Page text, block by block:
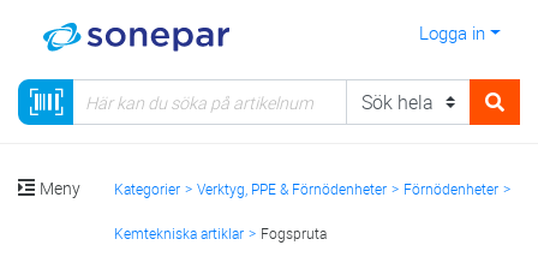
Logga in
Meny Kategorier Verktyg, PPE & Förnödenheter Förnödenheter
Kemtekniska artiklar Fogspruta